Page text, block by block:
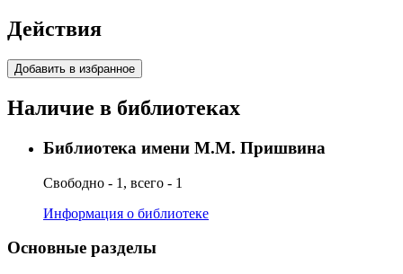
Действия
Добавить в избранное
Наличие в библиотеках
Библиотека имени М.М. Пришвина
Свободно - 1, всего - 1
Информация о библиотеке
Основные разделы